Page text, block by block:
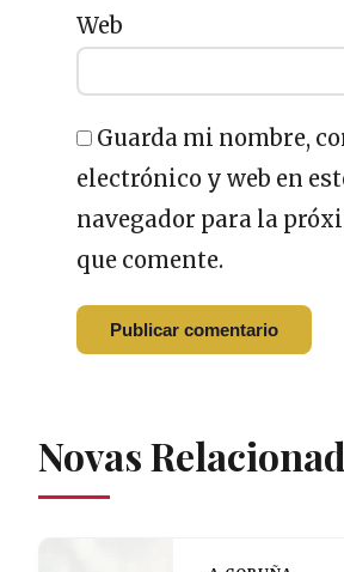
Web
Guarda mi nombre,
electrónico y web en
navegador para la
que comente.
Novas